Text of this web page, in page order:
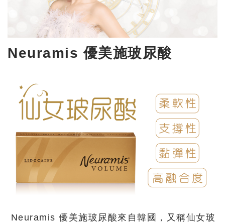
Neuramis 優美施玻尿酸
Neuramis 優美施玻尿酸來自韓國，又稱仙女玻